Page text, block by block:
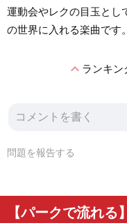
運動会やレクの目玉とし
の世界に入れる楽曲です。
expand_lessランキン
問題を報告する
【パークで流れ